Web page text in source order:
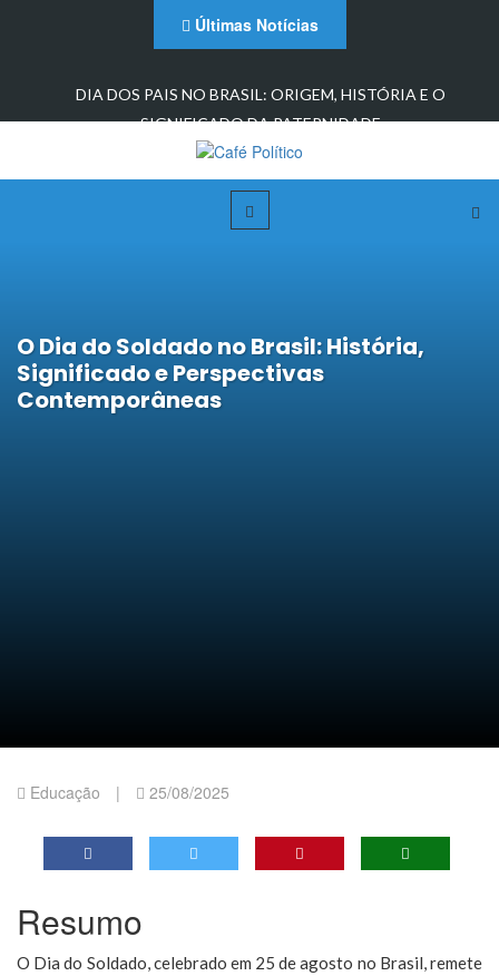
Últimas Notícias
129 - A Preservação da Reflexão Pessoal Diante das Novas
Tecnologias: um…
O Dia do Soldado no Brasil: História,
Significado e Perspectivas
Contemporâneas
Educação | 25/08/2025
Resumo
O Dia do Soldado, celebrado em 25 de agosto no Brasil, remete